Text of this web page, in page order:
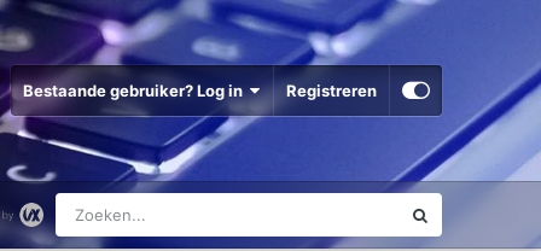
Bestaande gebruiker? Log in Registreren